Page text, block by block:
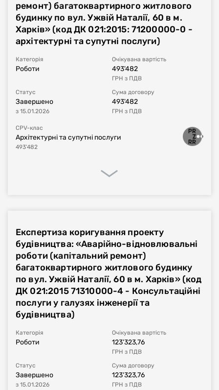
ремонт) багатоквартирного житлового
будинку по вул. Ужвій Наталії, 60 в м.
Харків» (код ДК 021:2015: 71200000-0 -
архітектурні та супутні послуги)
Категорія
Роботи
Очікувана вартість
493'482
ГРН з ПДВ
Статус
Завершено
з 15.01.2026
Сума договору
493'482
ГРН з ПДВ
CPV-клас
Архітектурні та супутні послуги
493'482
Номер плану UA-P-2024-11-13-010807-a
Тип процедури Звіт про укладений договір
Номер договору, дата
укладання
UA-2024-11-13-009384-a-b1 від 11.11.2024
Період дії договору
Сума договору UAH з ПДВ
Постачальник за
договором
Товариство з обмеженою відповідальністю
«МКС-ПЛЮС»
Експертиза коригування проекту
будівництва: «Аварійно-відновлювальні
роботи (капітальний ремонт)
багатоквартирного житлового будинку
по вул. Ужвій Наталії, 60 в м. Харків» (код
ДК 021:2015 71310000-4 - Консультаційні
послуги у галузях інженерії та
будівництва)
Категорія
Роботи
Очікувана вартість
123'323,76
ГРН з ПДВ
Статус
Завершено
з 15.01.2026
Сума договору
123'323,76
ГРН з ПДВ